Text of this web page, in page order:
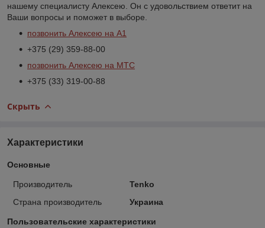
нашему специалисту Алексею. Он с удовольствием ответит на
Ваши вопросы и поможет в выборе.
позвонить Алексею на А1
+375 (29) 359-88-00
позвонить Алексею на МТС
+375 (33) 319-00-88
Скрыть
Характеристики
Основные
Производитель
Tenko
Страна производитель
Украина
Пользовательские характеристики